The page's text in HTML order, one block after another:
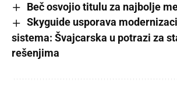
Beč osvojio titulu za najbolje
Skyguide usporava
sistema: Švajcarska u potrazi za
rešenjima